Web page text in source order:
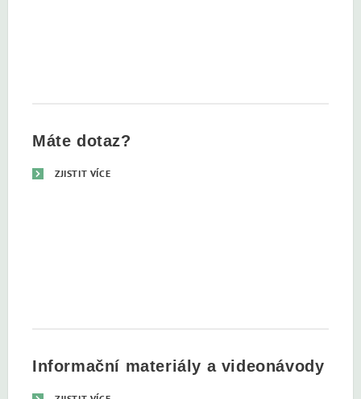
Máte dotaz?
ZJISTIT VÍCE
Informační materiály a videonávody